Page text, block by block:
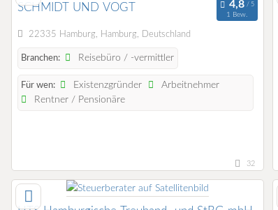
SCHMIDT UND VOGT
1 Bew.
22335 Hamburg, Hamburg, Deutschland
Branchen: Reisebüro / -vermittler
Für wen: Existenzgründer
Arbeitnehmer
Rentner / Pensionäre
32